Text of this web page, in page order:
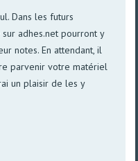
Dans les futurs
adhes.net pourront y
notes. En attendant, il
parvenir votre matériel
un plaisir de les y